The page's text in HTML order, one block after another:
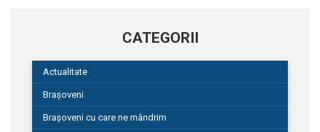
CATEGORII
Actualitate
Brașoveni
Brașoveni cu care ne mândrim